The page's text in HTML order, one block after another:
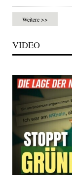
Weitere >>
VIDEO